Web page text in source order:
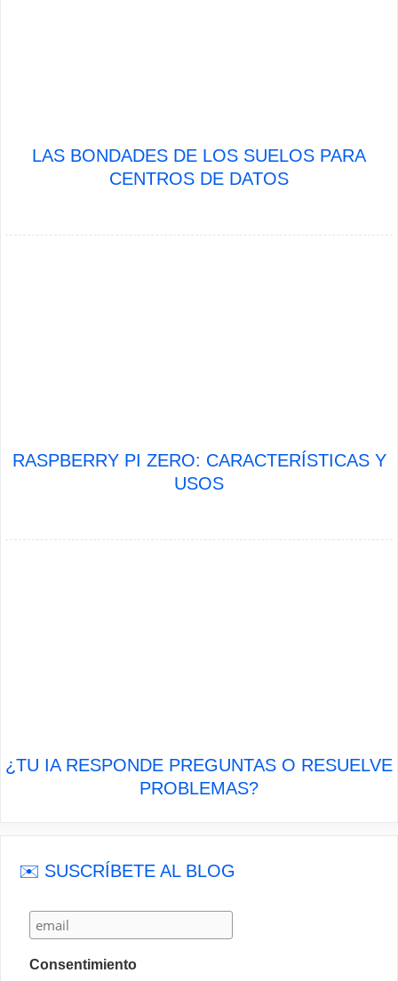
LAS BONDADES DE LOS SUELOS PARA
CENTROS DE DATOS
RASPBERRY PI ZERO: CARACTERÍSTICAS Y
USOS
¿TU IA RESPONDE PREGUNTAS O RESUELVE
PROBLEMAS?
✉️ SUSCRÍBETE AL BLOG
Consentimiento